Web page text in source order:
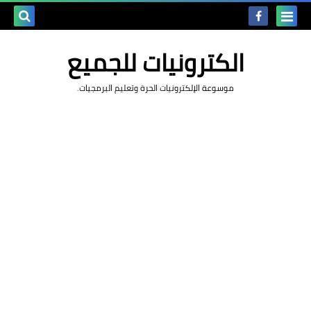
الكترونيات للجميع
موسوعة الإلكترونيات الحرة وتعليم البرمجيات.